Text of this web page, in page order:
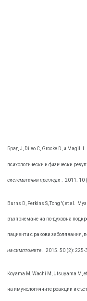
Брад J, Dileo C, Grocke D, и Magill
психологически и физически
систематични прегледи 2011. 10
Burns D, Perkins S, Tong Y, et al.
възприемане на по-духовна
пациенти с ракови заболявания,
на симптомите 2015. 50 (2): 225-
Koyama М, Wachi М, Utsuyama М, et
на имунологичните реакции и